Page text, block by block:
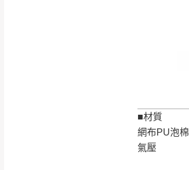
■材質
網布PU泡棉
氣壓
加收說明